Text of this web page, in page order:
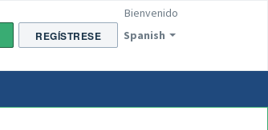
Spanish
Bienvenido
REGÍSTRESE